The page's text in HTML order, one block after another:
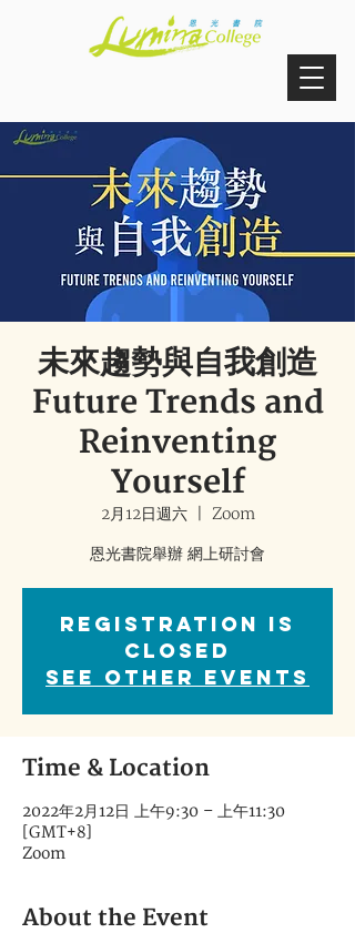
未來趨勢與自我創造
Future Trends and
Reinventing
Yourself
2月12日週六
  |
Zoom
恩光書院舉辦 網上研討會
Registration is
Closed
See other events
Time & Location
2022年2月12日 上午9:30 – 上午11:30
[GMT+8]
Zoom
About the Event